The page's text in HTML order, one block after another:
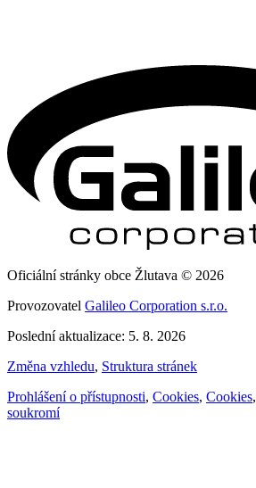
Oficiální stránky obce Žlutava © 2026
Provozovatel Galileo Corporation s.r.o.
Poslední aktualizace: 5. 8. 2026
Změna vzhledu, Struktura stránek
Prohlášení o přístupnosti, Cookies, Cookies,
soukromí